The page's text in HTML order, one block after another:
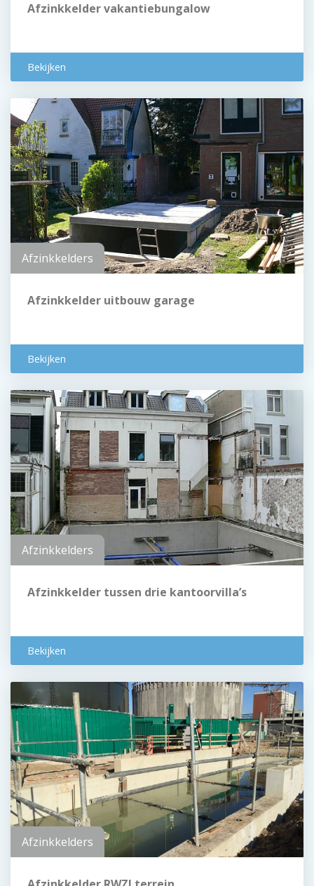
Afzinkkelder vakantiebungalow
Bekijken
Afzinkkelders
Afzinkkelder uitbouw garage
Bekijken
Afzinkkelders
Afzinkkelder tussen drie kantoorvilla’s
Bekijken
Afzinkkelders